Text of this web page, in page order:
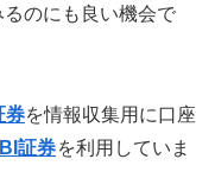
のにも良い機会で
券を情報収集用に口座
証券を利用していま